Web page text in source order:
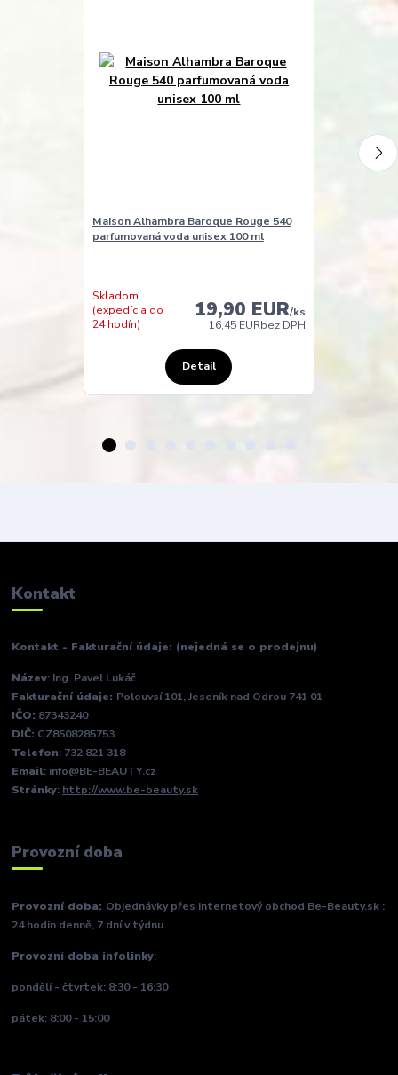
Maison Alhambra Baroque Rouge 540
parfumovaná voda unisex 100 ml
19,90 EUR/ks
16,45 EURbez DPH
Skladom
(expedícia do
24 hodín)
Detail
Kontakt
Kontakt - Fakturační údaje: (nejedná se o prodejnu)
Název: Ing. Pavel Lukáč
Fakturační údaje: Polouvsí 101, Jeseník nad Odrou 741 01
IČO: 87343240
DIČ: CZ8508285753
Telefon: 732 821 318
Email: info@BE-BEAUTY.cz
Stránky: http://www.be-beauty.sk
Provozní doba
Provozní doba: Objednávky přes internetový obchod Be-Beauty.sk :
24 hodin denně, 7 dní v týdnu.
Provozní doba infolinky:
pondělí - čtvrtek: 8:30 - 16:30
pátek: 8:00 - 15:00